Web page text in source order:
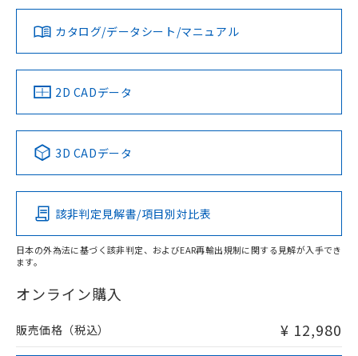
タイムチャート
上、n: 45mm以上
検出領域
ダウンロードデータをご利用いただく前に、以下を必ずお読
みください。
ソフトウェアの使用条件
対応済み
中国 RoHS 注意事項・凡例
Pb Hg Cd Cr(VI)
O
在庫等で未対応品が混在する可能性があります。
問い合わせください。
LR型式承認
（イギリス
船舶規格）
DNV型式承認
（ノルウェー
BV型式承認
（フランス
KR型式
（韓国
No No No No
この製品の規格認証/適合状況ページへ
その他の認証はこちらのページからご検索ください
カタログ/データシート/マニュアル
2D CADデータ
3D CADデータ
該非判定見解書/項目別対比表
日本の外為法に基づく該非判定、およびEAR再輸出規制に関する見解が入手でき
ます。
オンライン購入
販売価格（税込） ¥ 12,980